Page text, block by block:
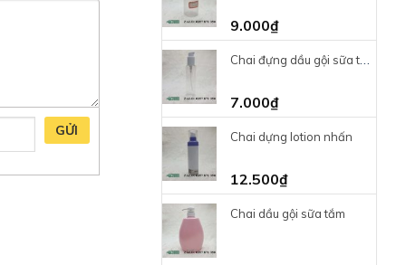
9.000₫
Chai đựng dầu gội sữa tắm
7.000₫
Chai dựng lotion nhấn
12.500₫
Chai dầu gội sữa tắm
GỬI